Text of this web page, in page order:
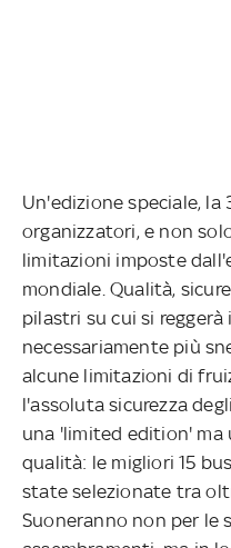
Un'edizione speciale, la
organizzatori, e non
limitazioni imposte
mondiale. Qualità,
pilastri su cui si
necessariamente più
alcune limitazioni di
l'assoluta sicurezza
una 'limited edition' ma
qualità: le migliori 15
state selezionate tra
Suoneranno non per le